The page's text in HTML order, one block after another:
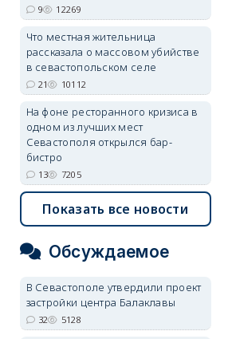
9 12269
Что местная жительница
рассказала о массовом убийстве
в севастопольском селе
21 10112
На фоне ресторанного кризиса в
одном из лучших мест
Севастополя открылся бар-
бистро
13 7205
Показать все новости
Обсуждаемое
В Севастополе утвердили проект
застройки центра Балаклавы
32 5128